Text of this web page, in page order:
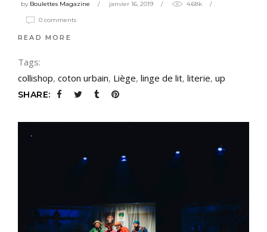
by Boulettes Magazine janvier 16, 2019 4.68k
0 comments
READ MORE
Tags:
collishop, coton urbain, Liège, linge de lit, literie, up
SHARE: